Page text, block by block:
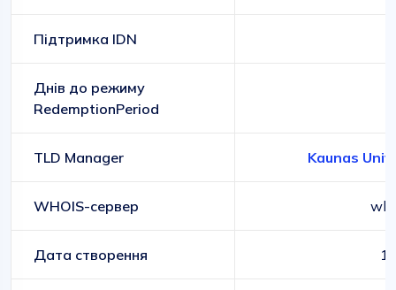
Підтримка IDN
Днів до режиму
RedemptionPeriod
TLD Manager Kaunas
WHOIS-сервер
Дата створення